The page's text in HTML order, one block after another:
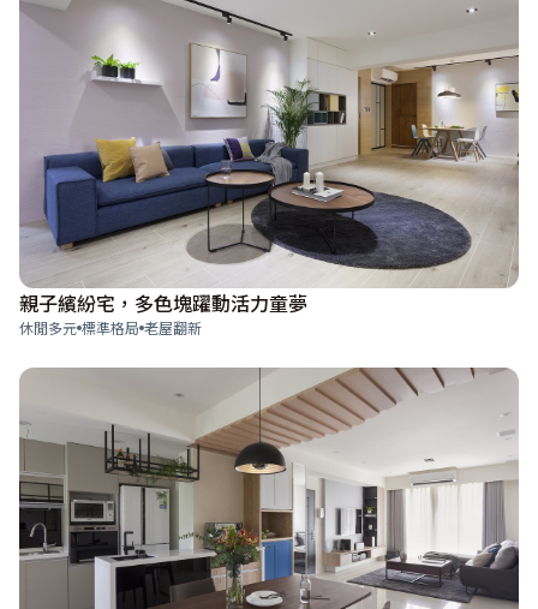
親子繽紛宅，多色塊躍動活力童夢
休閒多元 標準格局 老屋翻新